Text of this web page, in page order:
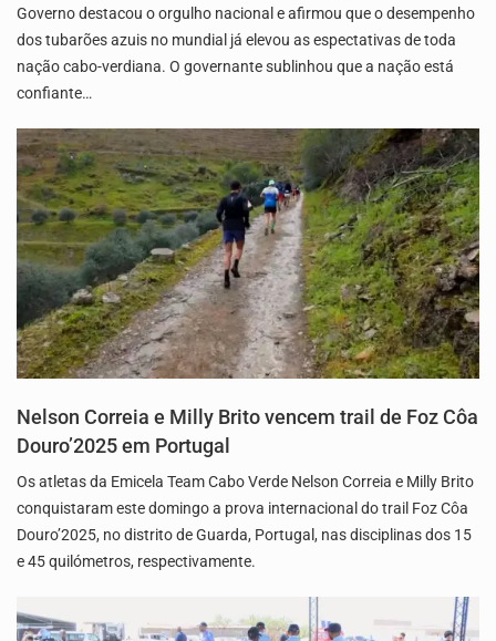
Governo destacou o orgulho nacional e afirmou que o desempenho
dos tubarões azuis no mundial já elevou as espectativas de toda
nação cabo-verdiana. O governante sublinhou que a nação está
confiante…
Nelson Correia e Milly Brito vencem trail de Foz Côa
Douro’2025 em Portugal
Os atletas da Emicela Team Cabo Verde Nelson Correia e Milly Brito
conquistaram este domingo a prova internacional do trail Foz Côa
Douro’2025, no distrito de Guarda, Portugal, nas disciplinas dos 15
e 45 quilómetros, respectivamente.